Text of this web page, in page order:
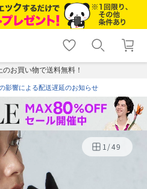
shopping_cart lock_outline
ログイン
お買い物で送料無料！
影響による配送遅延のお知らせ
1/49